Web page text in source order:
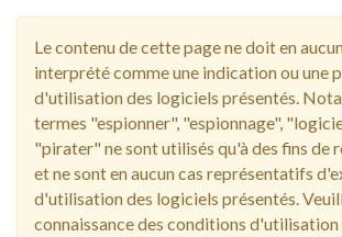
Le contenu de cette page ne doit en
interprété comme une indication ou une
d'utilisation des logiciels présentés.
termes "espionner", "espionnage",
"pirater" ne sont utilisés qu'à des fins de
et ne sont en aucun cas représentatifs
d'utilisation des logiciels présentés.
connaissance des conditions d'utilisation